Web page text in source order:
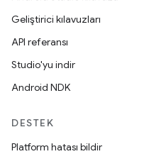
Geliştirici kılavuzları
API referansı
Studio'yu indir
Android NDK
DESTEK
Platform hatası bildir